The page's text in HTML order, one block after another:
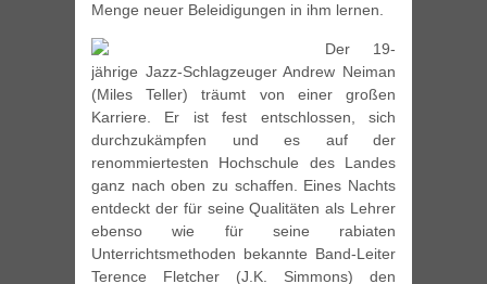
Menge neuer Beleidigungen in ihm lernen.
Der 19-
jährige Jazz-Schlagzeuger Andrew Neiman
(Miles Teller) träumt von einer großen
Karriere. Er ist fest entschlossen, sich
durchzukämpfen und es auf der
renommiertesten Hochschule des Landes
ganz nach oben zu schaffen. Eines Nachts
entdeckt der für seine Qualitäten als Lehrer
ebenso wie für seine rabiaten
Unterrichtsmethoden bekannte Band-Leiter
Terence Fletcher (J.K. Simmons) den